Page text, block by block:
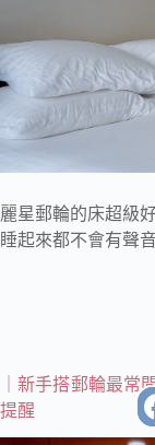
麗星郵輪的床超級
睡起來都不會有聲
｜新手搭郵輪最常
提醒